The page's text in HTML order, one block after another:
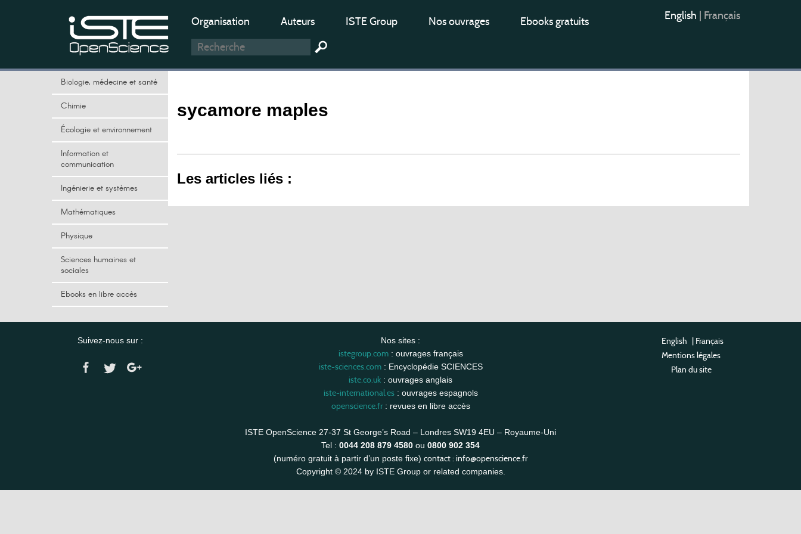
Organisation Auteurs ISTE Group Nos ouvrages Ebooks gratuits English Français
Biologie, médecine et santé
Chimie
Écologie et environnement
Information et
communication
Ingénierie et systèmes
Mathématiques
Physique
Sciences humaines et
sociales
Ebooks en libre accès
sycamore maples
Les articles liés :
Suivez-nous sur : Nos sites :
istegroup.com: ouvrages français
iste-sciences.com: Encyclopédie SCIENCES
iste.co.uk : ouvrages anglais
iste-international.es: ouvrages espagnols
openscience.fr: revues en libre accès
ISTE OpenScience 27-37 St George’s Road – Londres SW19 4EU – Royaume-Uni
Tel : 0044 208 879 4580 ou 0800 902 354
(numéro gratuit à partir d’un poste fixe) contact : info@openscience.fr
Copyright © 2024 by ISTE Group or related companies.
English | Français
Mentions légales
Plan du site